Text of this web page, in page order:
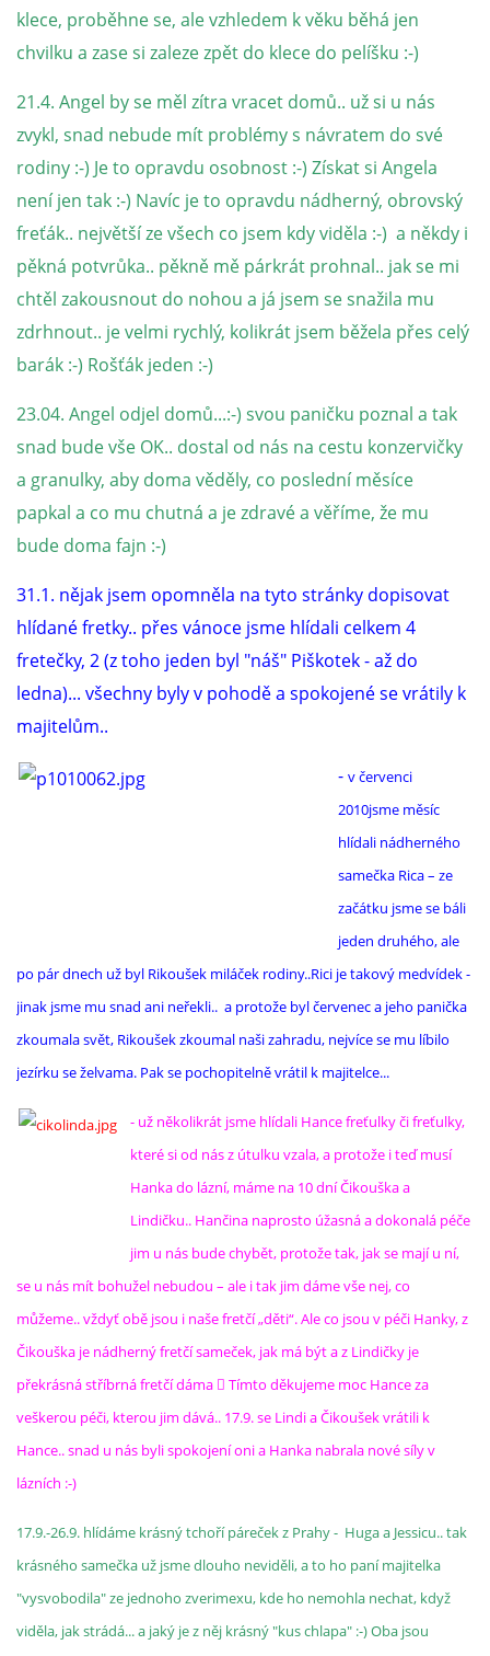
JAK NÁM POMOCI - POMÁHAJÍ NÁM :-)
Fretky Boleslav, z.s.
Trnová 15
294 25 Katusice
602 692 130
info@fretkyboleslav.cz
© 2026 eStránky.cz | | WebSlice |Tisk Aktualizováno: 1. 8. 2026
Nahoru ↑
klece, proběhne se, ale vzhledem k věku běhá jen
chvilku a zase si zaleze zpět do klece do pelíšku :-)
21.4. Angel by se měl zítra vracet domů.. už si u nás
zvykl, snad nebude mít problémy s návratem do své
rodiny :-) Je to opravdu osobnost :-) Získat si Angela
není jen tak :-) Navíc je to opravdu nádherný, obrovský
freťák.. největší ze všech co jsem kdy viděla :-) a někdy i
pěkná potvrůka.. pěkně mě párkrát prohnal.. jak se mi
chtěl zakousnout do nohou a já jsem se snažila mu
zdrhnout.. je velmi rychlý, kolikrát jsem běžela přes celý
barák :-) Rošťák jeden :-)
23.04. Angel odjel domů...:-) svou paničku poznal a tak
snad bude vše OK.. dostal od nás na cestu konzervičky
a granulky, aby doma věděly, co poslední měsíce
papkal a co mu chutná a je zdravé a věříme, že mu
bude doma fajn :-)
31.1. nějak jsem opomněla na tyto stránky dopisovat
hlídané fretky.. přes vánoce jsme hlídali celkem 4
fretečky, 2 (z toho jeden byl "náš" Piškotek - až do
ledna)... všechny byly v pohodě a spokojené se vrátily k
majitelům..
- v červenci
2010jsme měsíc
hlídali nádherného
samečka Rica – ze
začátku jsme se báli
jeden druhého, ale
po pár dnech už byl Rikoušek miláček rodiny..Rici je takový medvídek -
jinak jsme mu snad ani neřekli.. a protože byl červenec a jeho panička
zkoumala svět, Rikoušek zkoumal naši zahradu, nejvíce se mu líbilo
jezírku se želvama. Pak se pochopitelně vrátil k majitelce...
- už několikrát jsme hlídali Hance freťulky či freťulky,
které si od nás z útulku vzala, a protože i teď musí
Hanka do lázní, máme na 10 dní Čikouška a
Lindičku.. Hančina naprosto úžasná a dokonalá péče
jim u nás bude chybět, protože tak, jak se mají u ní,
se u nás mít bohužel nebudou – ale i tak jim dáme vše nej, co
můžeme.. vždyť obě jsou i naše fretčí „děti“. Ale co jsou v péči Hanky, z
Čikouška je nádherný fretčí sameček, jak má být a z Lindičky je
překrásná stříbrná fretčí dáma  Tímto děkujeme moc Hance za
veškerou péči, kterou jim dává.. 17.9. se Lindi a Čikoušek vrátili k
Hance.. snad u nás byli spokojení oni a Hanka nabrala nové síly v
lázních :-)
17.9.-26.9. hlídáme krásný tchoří páreček z Prahy - Huga a Jessicu.. tak
krásného samečka už jsme dlouho neviděli, a to ho paní majitelka
"vysvobodila" ze jednoho zverimexu, kde ho nemohla nechat, když
viděla, jak strádá... a jaký je z něj krásný "kus chlapa" :-) Oba jsou